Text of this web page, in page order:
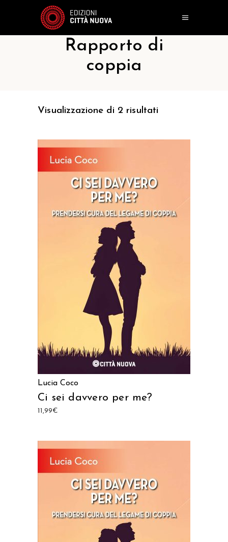
Rapporto di
coppia
Visualizzazione di 2 risultati
AGGIUNGI AL CARRELLO
Lucia Coco
Ci sei davvero per me?
11,99€